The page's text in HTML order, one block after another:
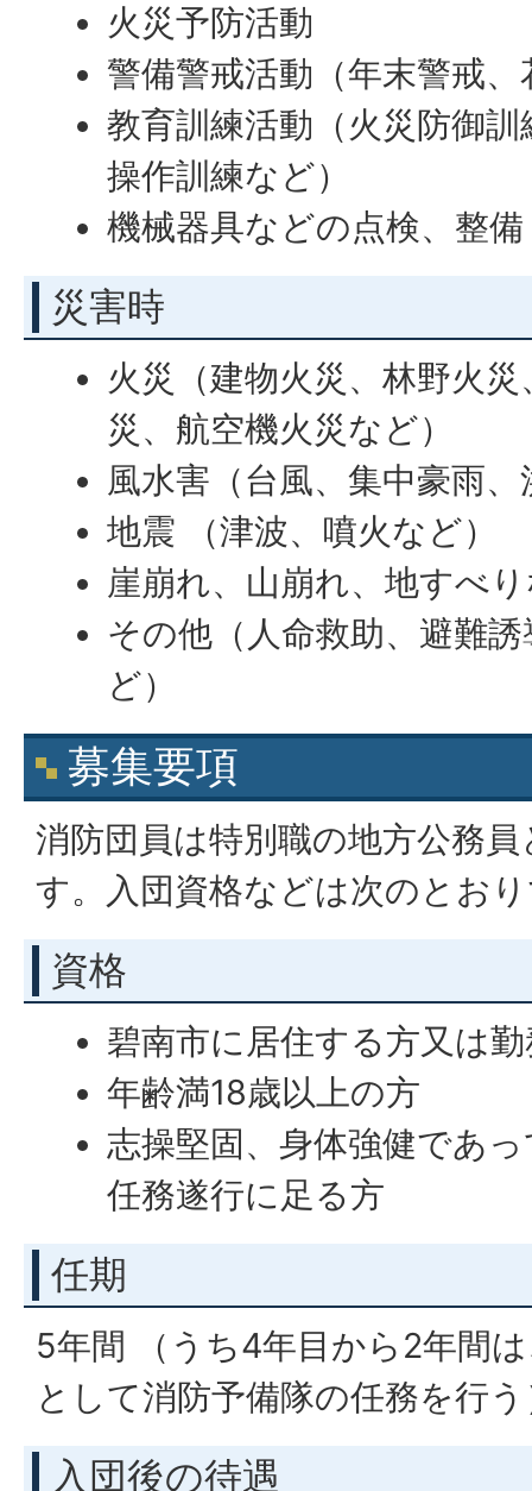
火災予防活動
警備警戒活動（年末警戒、
教育訓練活動（火災防御
操作訓練など）
機械器具などの点検、整備
災害時
火災（建物火災、林野火
災、航空機火災など）
風水害（台風、集中豪雨
地震 （津波、噴火など）
崖崩れ、山崩れ、地すべ
その他（人命救助、避難
ど）
募集要項
消防団員は特別職の地方公務
す。入団資格などは次のとお
資格
碧南市に居住する方又は
年齢満18歳以上の方
志操堅固、身体強健であ
任務遂行に足る方
任期
5年間 （うち4年目から2年間
として消防予備隊の任務を行
入団後の待遇